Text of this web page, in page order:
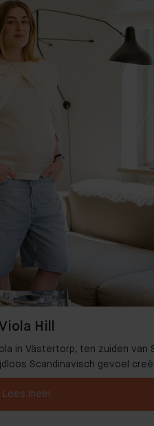
Hill
in Västertorp, ten zuiden van
Scandinavisch gevoel
Lees meer